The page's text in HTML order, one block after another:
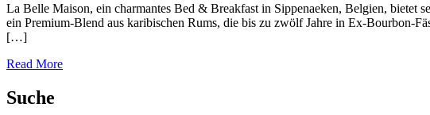
La Belle Maison, ein charmantes Bed & Breakfast in Sippenaeken, Belgien, bietet
ein Premium-Blend aus karibischen Rums, die bis zu zwölf Jahre in Ex-Bourbon-
[…]
Read More
Suche